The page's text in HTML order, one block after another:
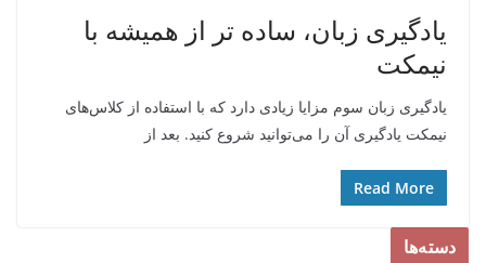
یادگیری زبان، ساده تر از همیشه با
نیمکت
یادگیری زبان سوم مزایا زیادی دارد که با استفاده از کلاس‌های
نیمکت یادگیری آن را می‌توانید شروع کنید. بعد از
Read More
دسته‌ها